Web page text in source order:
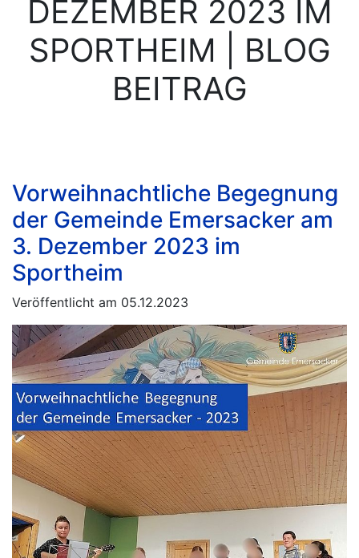
DEZEMBER 2023 IM
SPORTHEIM | BLOG
BEITRAG
Vorweihnachtliche Begegnung
der Gemeinde Emersacker am
3. Dezember 2023 im
Sportheim
Veröffentlicht am 05.12.2023